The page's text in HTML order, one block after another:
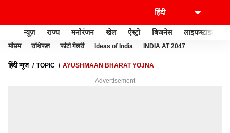
न्यूज़ राज्य मनोरंजन खेल ऐस्ट्रो बिजनेस लाइफस्टाइल
मौसम राशिफल फोटो गैलरी Ideas of India INDIA AT 2047
हिंदी न्यूज़ TOPIC AYUSHMAAN BHARAT YOJNA
Advertisement